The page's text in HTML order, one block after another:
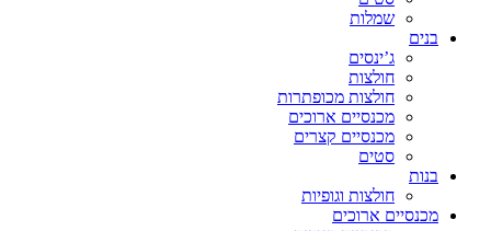
שמלות
בנים
ג’ינסים
חולצות
חולצות מכופתרות
מכנסיים ארוכים
מכנסיים קצרים
סטים
בנות
חולצות וגופיות
מכנסיים ארוכים